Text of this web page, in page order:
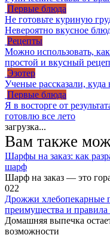
Первые блюда
Не готовьте куриную
Невероятно вкусное
Рецепты
Можно использовать,
простой и вкусный
Эзотер
Ученые рассказали,
Первые блюда
Я в восторге от
готовлю все лето
загрузка...
Вам также
Шарфы на заказ: как
шарф
Шарф на заказ — это
022
Дрожжи хлебопекарные
преимущества и правила
Домашняя выпечка
возможности